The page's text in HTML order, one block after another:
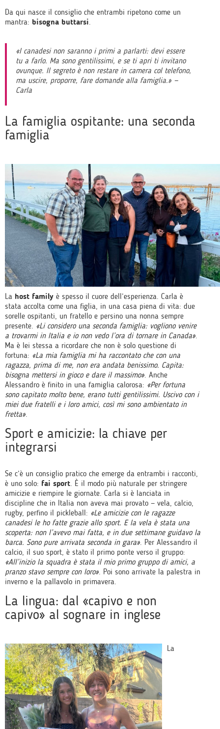
Da qui nasce il consiglio che entrambi ripetono come un
mantra: bisogna buttarsi.
«I canadesi non saranno i primi a parlarti: devi essere
tu a farlo. Ma sono gentilissimi, e se ti apri ti invitano
ovunque. Il segreto è non restare in camera col telefono,
ma uscire, proporre, fare domande alla famiglia.» —
Carla
La famiglia ospitante: una seconda
famiglia
La host family è spesso il cuore dell’esperienza. Carla è
stata accolta come una figlia, in una casa piena di vita: due
sorelle ospitanti, un fratello e persino una nonna sempre
presente. «Li considero una seconda famiglia: vogliono venire
a trovarmi in Italia e io non vedo l’ora di tornare in Canada».
Ma è lei stessa a ricordare che non è solo questione di
fortuna: «La mia famiglia mi ha raccontato che con una
ragazza, prima di me, non era andata benissimo. Capita:
bisogna mettersi in gioco e dare il massimo». Anche
Alessandro è finito in una famiglia calorosa: «Per fortuna
sono capitato molto bene, erano tutti gentilissimi. Uscivo con i
miei due fratelli e i loro amici, così mi sono ambientato in
fretta».
Sport e amicizie: la chiave per
integrarsi
Se c’è un consiglio pratico che emerge da entrambi i racconti,
è uno solo: fai sport. È il modo più naturale per stringere
amicizie e riempire le giornate. Carla si è lanciata in
discipline che in Italia non aveva mai provato — vela, calcio,
rugby, perfino il pickleball: «Le amicizie con le ragazze
canadesi le ho fatte grazie allo sport. E la vela è stata una
scoperta: non l’avevo mai fatta, e in due settimane guidavo la
barca. Sono pure arrivata seconda in gara». Per Alessandro il
calcio, il suo sport, è stato il primo ponte verso il gruppo:
«All’inizio la squadra è stata il mio primo gruppo di amici, a
pranzo stavo sempre con loro». Poi sono arrivate la palestra in
inverno e la pallavolo in primavera.
La lingua: dal «capivo e non
capivo» al sognare in inglese
La